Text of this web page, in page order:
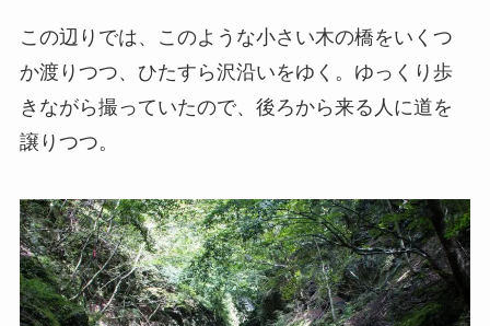
この辺りでは、このような小さい木の橋をいくつ
か渡りつつ、ひたすら沢沿いをゆく。ゆっくり歩
きながら撮っていたので、後ろから来る人に道を
譲りつつ。